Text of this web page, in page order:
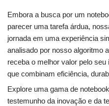
Embora a busca por um
parecer uma tarefa árdua,
jornada em uma experiência
analisado por nosso algoritmo
receba o melhor valor pelo
que combinam eficiência,
Explore uma gama de
testemunho da inovação e da